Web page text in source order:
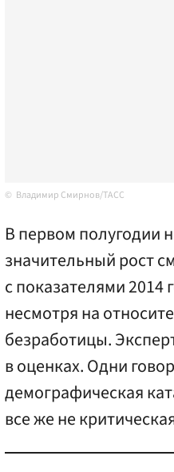
Владимир Смирнов/ТАСС
В первом полугодии
значительный рост
с показателями 2014
несмотря на
безработицы.
в оценках. Одни
демографическая
все же не